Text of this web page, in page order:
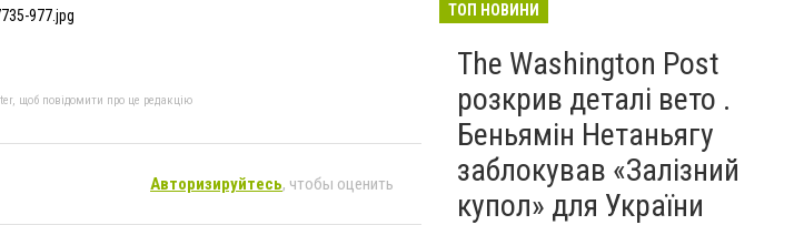
977.jpg
щоб повідомити про це редакцію
Авторизируйтесь, чтобы оценить
ТОП НОВИНИ
The Washington Post
розкрив деталі вето .
Беньямін Нетаньягу
заблокував «Залізний
купол» для України